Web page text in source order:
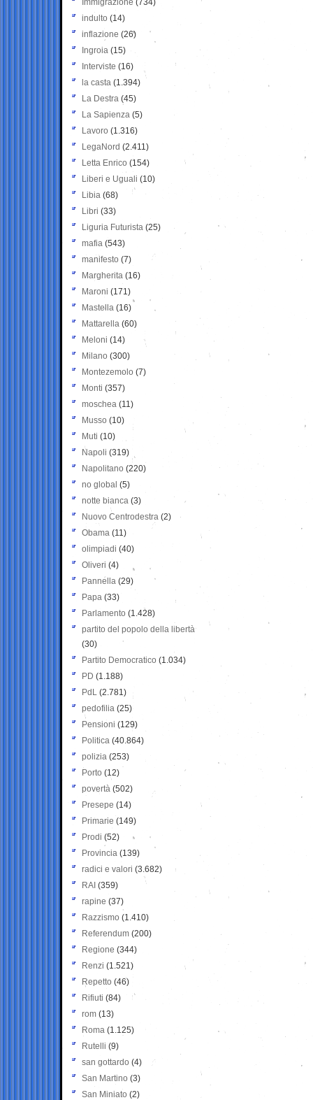
Immigrazione (734)
indulto (14)
inflazione (26)
Ingroia (15)
Interviste (16)
la casta (1.394)
La Destra (45)
La Sapienza (5)
Lavoro (1.316)
LegaNord (2.411)
Letta Enrico (154)
Liberi e Uguali (10)
Libia (68)
Libri (33)
Liguria Futurista (25)
mafia (543)
manifesto (7)
Margherita (16)
Maroni (171)
Mastella (16)
Mattarella (60)
Meloni (14)
Milano (300)
Montezemolo (7)
Monti (357)
moschea (11)
Musso (10)
Muti (10)
Napoli (319)
Napolitano (220)
no global (5)
notte bianca (3)
Nuovo Centrodestra (2)
Obama (11)
olimpiadi (40)
Oliveri (4)
Pannella (29)
Papa (33)
Parlamento (1.428)
partito del popolo della libertà
(30)
Partito Democratico (1.034)
PD (1.188)
PdL (2.781)
pedofilia (25)
Pensioni (129)
Politica (40.864)
polizia (253)
Porto (12)
povertà (502)
Presepe (14)
Primarie (149)
Prodi (52)
Provincia (139)
radici e valori (3.682)
RAI (359)
rapine (37)
Razzismo (1.410)
Referendum (200)
Regione (344)
Renzi (1.521)
Repetto (46)
Rifiuti (84)
rom (13)
Roma (1.125)
Rutelli (9)
san gottardo (4)
San Martino (3)
San Miniato (2)